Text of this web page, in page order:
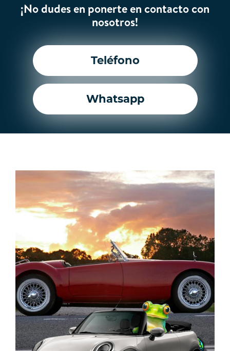
¡No dudes en ponerte en contacto con
nosotros!
Teléfono
Whatsapp